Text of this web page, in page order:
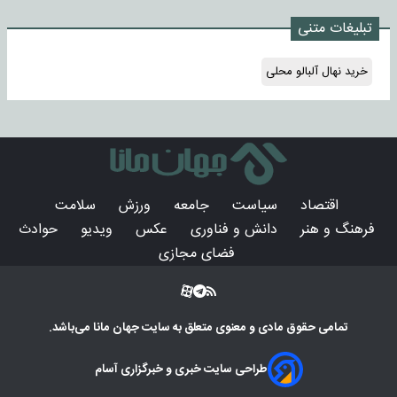
تبلیغات متنی
خرید نهال آلبالو محلی
اقتصاد سیاست جامعه ورزش
سلامت
فرهنگ و هنر
دانش و فناوری عکس ویدیو
حوادث
فضای مجازی
تمامی حقوق مادی و معنوی متعلق به سایتجهان مانامی‌باشد.
طراحی سایت خبری و خبرگزاری آسام